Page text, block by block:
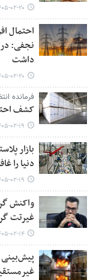
۱۴۰۵-۰۲-۲۰
احتمال
داشت
۱۴۰۵-۰۲-۲۰
فرمانده
کشف
۱۴۰۵-۰۲-۱۹
بازار
دنیا را
۱۴۰۵-۰۲-۱۹
واکنش
غیرتت
۱۴۰۵-۰۲-۱۴